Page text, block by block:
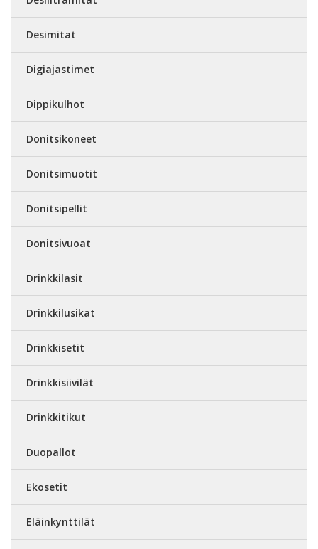
Desimitat
Digiajastimet
Dippikulhot
Donitsikoneet
Donitsimuotit
Donitsipellit
Donitsivuoat
Drinkkilasit
Drinkkilusikat
Drinkkisetit
Drinkkisiivilät
Drinkkitikut
Duopallot
Ekosetit
Eläinkynttilät